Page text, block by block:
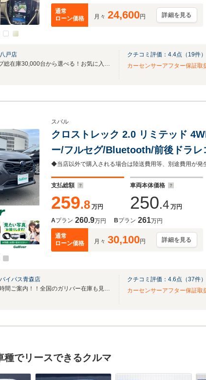
通常
ローン価格
月々 24,600円 詳細を見る
戸店
全国のグループ総在庫30,000台から選べる！お気に入りの愛車がきっと見つかります！
クチコミ評価： 4.4点（ 19件）
カーセンサーアフター保証取
スバル
クロストレック 2.0 リミテッド
ー/フルセグ/Bluetooth/前後ドラレ
シスト/レーダークルーズコントロ
ト(前席) /シートヒーター
支払総額
259.8 万円
車両本体価格
250.4 万円
Aプラン 260.9万円 Bプラン 261万円
通常
ローン価格
月々 30,100円 詳細を見る
イパス青森店
無料電話は24時間ご案内！！全国のガリバー在庫も見たい方は一括照会が可能です！
クチコミ評価： 4.6点（37件）
カーセンサーアフター保証取
種でリースできるクルマ